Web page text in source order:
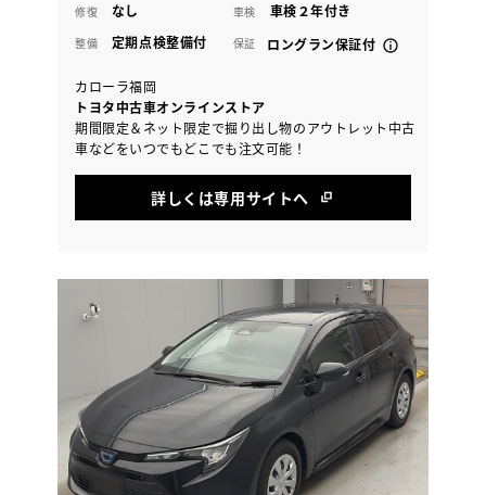
修復 なし 車検 車検２年付き
整備 定期点検整備付 保証 ロングラン保証付
カローラ福岡
トヨタ中古車オンラインストア
期間限定＆ネット限定で掘り出し物のアウトレット中古
車などをいつでもどこでも注文可能！
詳しくは専用サイトへ